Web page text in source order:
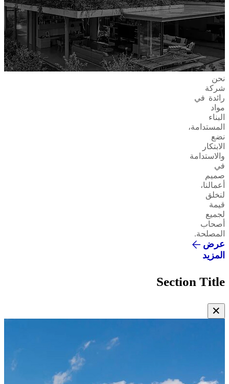
نحن
شركة
رائدة في
مواد
البناء
المستدامة،
نضع
الابتكار
والاستدامة
في
صميم
أعمالنا،
لنخلق
قيمة
لجميع
أصحاب
المصلحة.
عرض
المزيد
Section Title
✕